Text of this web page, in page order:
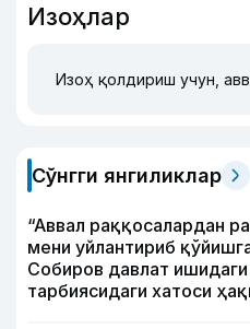
Изоҳлар
Изоҳ қолдириш учун,
Сўнгги янгиликлар
“Аввал раққосалардан
мени уйлантириб
Собиров давлат ишидаги
тарбиясидаги хатоси